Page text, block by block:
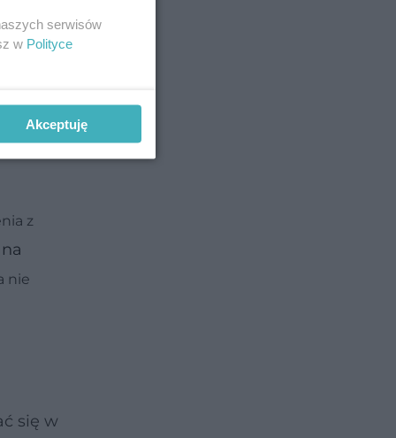
z
nie
się w
serwisów
w Polityce
Akceptuję